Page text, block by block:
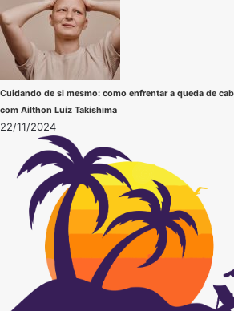
Cuidando de si mesmo: como enfrentar a queda de
com Ailthon Luiz Takishima
22/11/2024